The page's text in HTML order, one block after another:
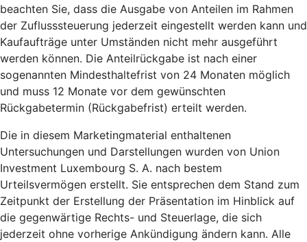
beachten Sie, dass die Ausgabe von Anteilen im Rahmen
der Zuflusssteuerung jederzeit eingestellt werden kann und
Kaufaufträge unter Umständen nicht mehr ausgeführt
werden können. Die Anteilrückgabe ist nach einer
sogenannten Mindesthaltefrist von 24 Monaten möglich
und muss 12 Monate vor dem gewünschten
Rückgabetermin (Rückgabefrist) erteilt werden.
Die in diesem Marketingmaterial enthaltenen
Untersuchungen und Darstellungen wurden von Union
Investment Luxembourg S. A. nach bestem
Urteilsvermögen erstellt. Sie entsprechen dem Stand zum
Zeitpunkt der Erstellung der Präsentation im Hinblick auf
die gegenwärtige Rechts- und Steuerlage, die sich
jederzeit ohne vorherige Ankündigung ändern kann. Alle